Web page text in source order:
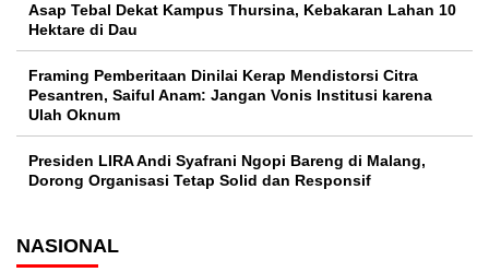
Asap Tebal Dekat Kampus Thursina, Kebakaran Lahan 10
Hektare di Dau
Framing Pemberitaan Dinilai Kerap Mendistorsi Citra
Pesantren, Saiful Anam: Jangan Vonis Institusi karena
Ulah Oknum
Presiden LIRA Andi Syafrani Ngopi Bareng di Malang,
Dorong Organisasi Tetap Solid dan Responsif
NASIONAL